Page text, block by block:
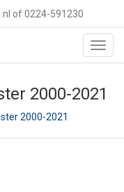
of 0224-591230
2000-2021
2000-2021